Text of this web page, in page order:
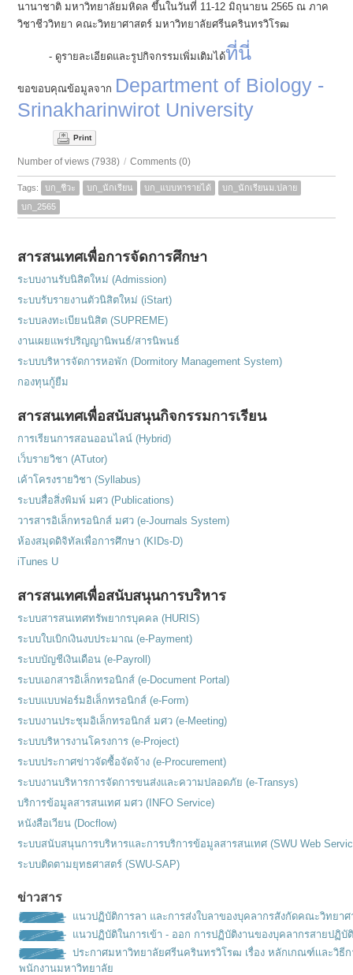
นานาชาติ มหาวิทยาลัยมหิดล ขึ้นในวันที่ 11-12 มิถุนายน 2565 ณ ภาค
วิชาชีววิทยา คณะวิทยาศาสตร์ มหาวิทยาลัยศรีนครินทรวิโรฒ
- ดูรายละเอียดและรูปกิจกรรมเพิ่มเติมได้ที่นี่
ขอขอบคุณข้อมูลจาก Department of Biology -
Srinakharinwirot University
Print
Number of views (7938) / Comments (0)
Tags: บก_ชีวะ บก_นักเรียน บก_แบบหารายได้
บก_นักเรียนม.ปลาย
บก_2565
สารสนเทศเพื่อการจัดการศึกษา
ระบบงานรับนิสิตใหม่ (Admission)
ระบบรับรายงานตัวนิสิตใหม่ (iStart)
ระบบลงทะเบียนนิสิต (SUPREME)
งานเผยแพร่ปริญญานิพนธ์/สารนิพนธ์
ระบบบริหารจัดการหอพัก (Dormitory Management System)
กองทุนกู้ยืม
สารสนเทศเพื่อสนับสนุนกิจกรรมการเรียน
การเรียนการสอนออนไลน์ (Hybrid)
เว็บรายวิชา (ATutor)
เค้าโครงรายวิชา (Syllabus)
ระบบสื่อสิ่งพิมพ์ มศว (Publications)
วารสารอิเล็กทรอนิกส์ มศว (e-Journals System)
ห้องสมุดดิจิทัลเพื่อการศึกษา (KIDs-D)
iTunes U
สารสนเทศเพื่อสนับสนุนการบริหาร
ระบบสารสนเทศทรัพยากรบุคคล (HURIS)
ระบบใบเบิกเงินงบประมาณ (e-Payment)
ระบบบัญชีเงินเดือน (e-Payroll)
ระบบเอกสารอิเล็กทรอนิกส์ (e-Document Portal)
ระบบแบบฟอร์มอิเล็กทรอนิกส์ (e-Form)
ระบบงานประชุมอิเล็กทรอนิกส์ มศว (e-Meeting)
ระบบบริหารงานโครงการ (e-Project)
ระบบประกาศข่าวจัดซื้อจัดจ้าง (e-Procurement)
ระบบงานบริหารการจัดการขนส่งและความปลอดภัย (e-Transys)
บริการข้อมูลสารสนเทศ มศว (INFO Service)
หนังสือเวียน (Docflow)
ระบบสนับสนุนการบริหารและการบริการข้อมูลสารสนเทศ (SWU Web
ระบบติดตามยุทธศาสตร์ (SWU-SAP)
ข่าวสาร
แนวปฏิบัติการลา และการส่งใบลาของบุคลากรสังกัดคณะวิทยาศ
แนวปฏิบัติในการเข้า - ออก การปฏิบัติงานของบุคลากรสายปฏิบั
ประกาศมหาวิทยาลัยศรีนครินทรวิโรฒ เรื่อง หลักเกณฑ์เเละวิธี
พนักงานมหาวิทยาลัย